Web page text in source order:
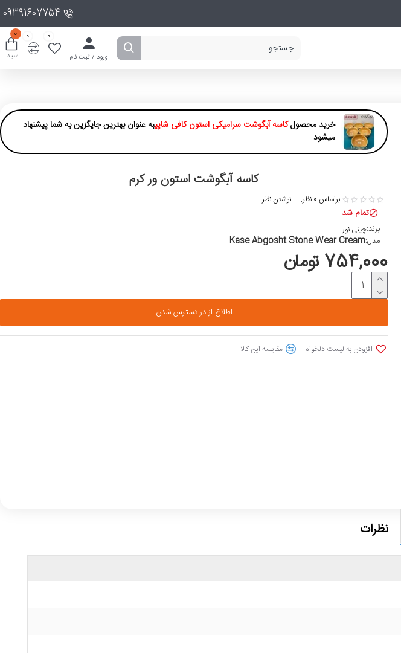
09391607754
ورود / ثبت نام
0
0
سبد
0
خرید محصولکاسه آبگوشت سرامیکی استون کافی شاپیبه عنوان بهترین جایگزین به شما پیشنهاد
میشود
کاسه آبگوشت استون ور کرم
تمام شد
برند:چینی نور
مدل:Kase Abgosht Stone Wear Cream
براساس 0 نظر. - نوشتن نظر
754,000 تومان
اطلاع از در دسترس شدن
افزودن به لیست دلخواه مقایسه این کالا
نظرات